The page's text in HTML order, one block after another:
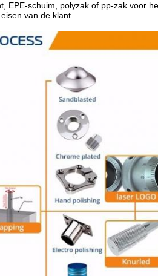
EPE-schuim, polyzak of pp-zak voor
van de klant.